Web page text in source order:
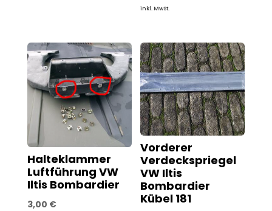
inkl. MwSt.
Halteklammer
Luftführung VW
Iltis Bombardier
3,00 €
Vorderer
Verdeckspriegel
VW Iltis
Bombardier
Kübel 181